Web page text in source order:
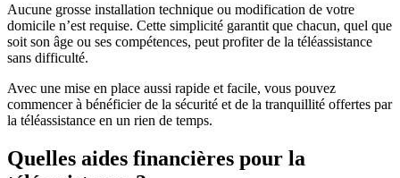
Aucune grosse installation technique ou modification de votre
domicile n’est requise. Cette simplicité garantit que chacun, quel que
soit son âge ou ses compétences, peut profiter de la téléassistance
sans difficulté.
Avec une mise en place aussi rapide et facile, vous pouvez
commencer à bénéficier de la sécurité et de la tranquillité offertes par
la téléassistance en un rien de temps.
Quelles aides financières pour la